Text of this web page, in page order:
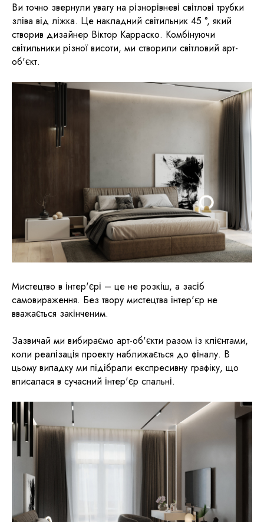
Ви точно звернули увагу на різнорівневі світлові трубки
зліва від ліжка. Це накладний світильник 45 °, який
створив дизайнер Віктор Карраско. Комбінуючи
світильники різної висоти, ми створили світловий арт-
об'єкт.
Мистецтво в інтер'єрі – це не розкіш, а засіб
самовираження. Без твору мистецтва інтер'єр не
вважається закінченим.
Зазвичай ми вибираємо арт-об'єкти разом із клієнтами,
коли реалізація проекту наближається до фіналу. В
цьому випадку ми підібрали експресивну графіку, що
вписалася в сучасний інтер'єр спальні.